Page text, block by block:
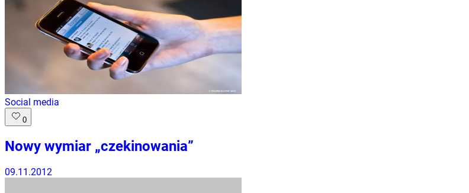
Social media
0
Nowy wymiar „czekinowania”
09.11.2012